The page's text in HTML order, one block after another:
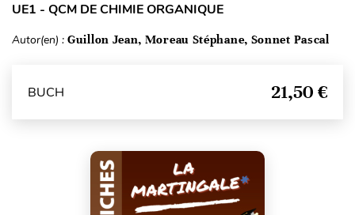
UE1 - QCM DE CHIMIE ORGANIQUE
Autor(en) : Guillon Jean, Moreau Stéphane, Sonnet Pascal
BUCH 21,50 €